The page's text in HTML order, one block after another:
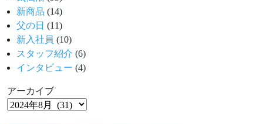
新商品 (14)
父の日 (11)
新入社員 (10)
スタッフ紹介 (6)
インタビュー (4)
アーカイブ